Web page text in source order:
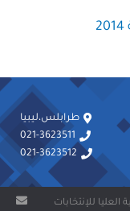
طرابلس،ليبيا
021-3623511
021-3623512